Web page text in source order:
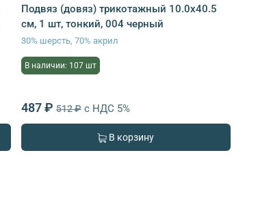
Подвяз (довяз) трикотажный 10.0х40.5
см, 1 шт, тонкий, 004 черный
30% шерсть, 70% акрил
В наличии: 107 шт
487 ₽ 512 ₽ с НДС 5%
В корзину